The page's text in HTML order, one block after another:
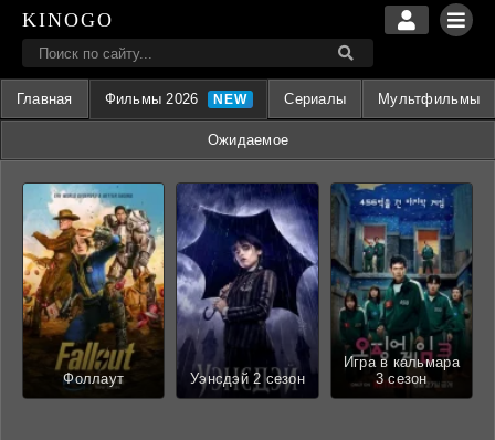
KINOGO
Главная Фильмы 2026 Сериалы Мультфильмы
Ожидаемое
Фоллаут Уэнсдэй 2 сезон
Игра в кальмара
3 сезон